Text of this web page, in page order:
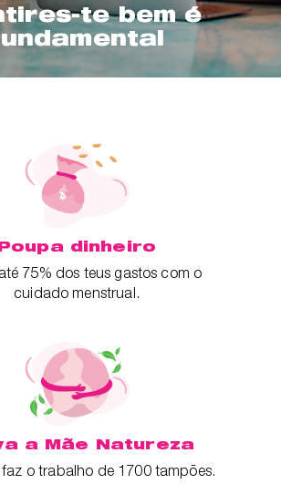
te bem é
dinheiro
75% dos teus gastos com o
cuidado menstrual.
a Mãe Natureza
o trabalho de 1700 tampões.